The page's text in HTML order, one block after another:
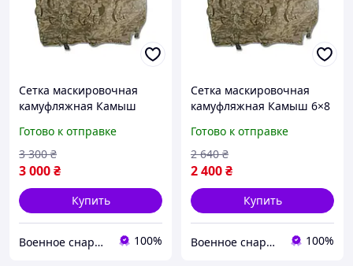
Сетка маскировочная
камуфляжная Камыш
техники и укрытий Militex
Готово к отправке
3 000₴
3 300 ₴
Купить
Военное снаряжение, дроны и БПЛА | интернет-магазин QUASAR 100%
Сетка маскировочная
камуфляжная Камыш 6×8
техники и укрытий Militex
Готово к отправке
2 400₴
2 640 ₴
Купить
Военное снаряжение, дроны и БПЛА | интернет-магазин QUASAR 100%